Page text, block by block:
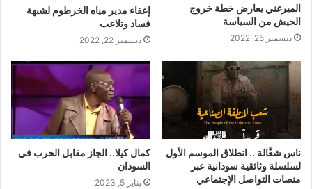
الميرغني يعارض خطة خروج
الجيش من السياسة
ديسمبر 25, 2022
إعفاء مدير مياه الخرطوم لشبهة
فساد وتلاعب
ديسمبر 22, 2022
ناس شغَّالة .. انطلاق الموسم الأول
لسلسلة وثائقية سودانية عبر
منصات التواصل الإجتماعي
كمال كيلا.. الجاز مقابل الحرب في
السودان
يناير 5, 2023